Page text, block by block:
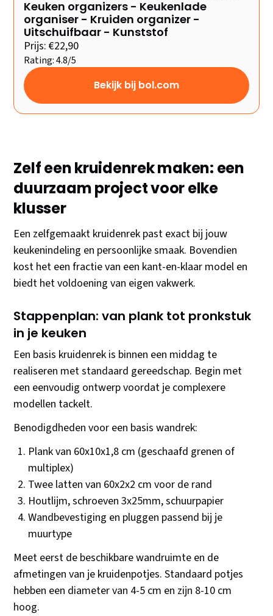
Keuken organizers - Keukenlade
organiser - Kruiden organizer -
Uitschuifbaar - Kunststof
Prijs: €22,90
Rating: 4.8/5
Bekijk bij bol.com
Zelf een kruidenrek maken: een
duurzaam project voor elke
klusser
Een zelfgemaakt kruidenrek past exact bij jouw
keukenindeling en persoonlijke smaak. Bovendien
kost het een fractie van een kant-en-klaar model en
biedt het voldoening van eigen vakwerk.
Stappenplan: van plank tot pronkstuk
in je keuken
Een basis kruidenrek is binnen een middag te
realiseren met standaard gereedschap. Begin met
een eenvoudig ontwerp voordat je complexere
modellen tackelt.
Benodigdheden voor een basis wandrek:
Plank van 60x10x1,8 cm (geschaafd grenen of
multiplex)
Twee latten van 60x2x2 cm voor de rand
Houtlijm, schroeven 3x25mm, schuurpapier
Wandbevestiging en pluggen passend bij je
muurtype
Meet eerst de beschikbare wandruimte en de
afmetingen van je kruidenpotjes. Standaard potjes
hebben een diameter van 4-5 cm en zijn 8-10 cm
hoog.